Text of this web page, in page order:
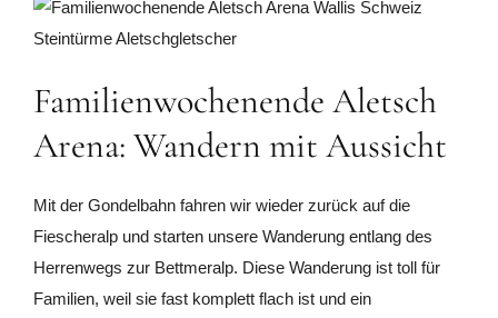
Familienwochenende Aletsch
Arena: Wandern mit Aussicht
Mit der Gondelbahn fahren wir wieder zurück auf die
Fiescheralp und starten unsere Wanderung entlang des
Herrenwegs zur Bettmeralp. Diese Wanderung ist toll für
Familien, weil sie fast komplett flach ist und ein